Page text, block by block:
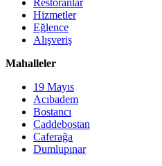
Restoranlar
Hizmetler
Eğlence
Alışveriş
Mahalleler
19 Mayıs
Acıbadem
Bostancı
Caddebostan
Caferağa
Dumlupınar